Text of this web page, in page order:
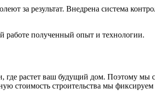
за результат. Внедрена система
полученный опыт и технологии.
где растет ваш будущий дом. Поэтому мы
стоимость строительства мы